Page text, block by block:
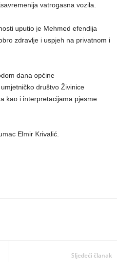
vatrogasna vozila.
uputio je Mehmed efendija
zdravlje i uspjeh na privatnom i
dana općine
društvo Živinice
kao i interpretacijama pjesme
Elmir Krivalić.
Sljedeći članak